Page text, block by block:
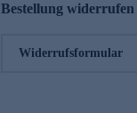
Bestellung widerrufen
Widerrufsformular